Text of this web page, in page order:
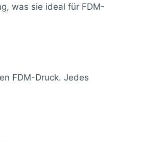
was sie ideal für FDM-
FDM-Druck. Jedes